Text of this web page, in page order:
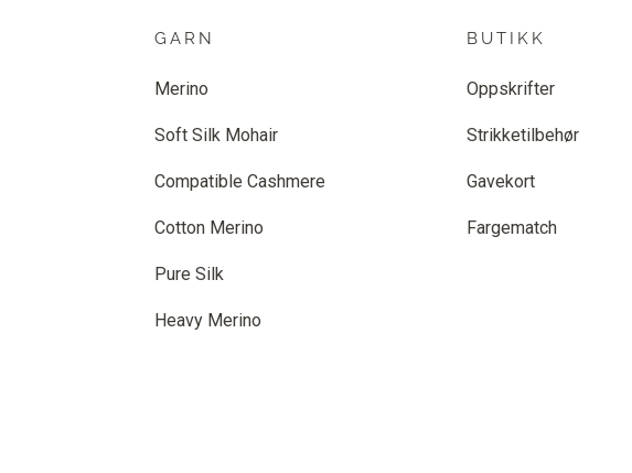
GARN
Merino
Soft Silk Mohair
Compatible Cashmere
Cotton Merino
Pure Silk
Heavy Merino
BUTIKK
Oppskrifter
Strikketilbehør
Gavekort
Fargematch